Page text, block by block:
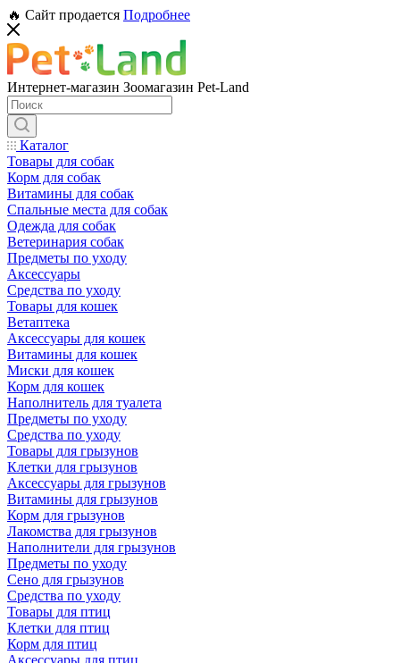
🔥 Сайт продается Подробнее
Интернет-магазин Зоомагазин Pet-Land
Каталог
Товары для собак
Корм для собак
Витамины для собак
Спальные места для собак
Одежда для собак
Ветеринария собак
Предметы по уходу
Аксессуары
Средства по уходу
Товары для кошек
Ветаптека
Аксессуары для кошек
Витамины для кошек
Миски для кошек
Корм для кошек
Наполнитель для туалета
Предметы по уходу
Средства по уходу
Товары для грызунов
Клетки для грызунов
Аксессуары для грызунов
Витамины для грызунов
Корм для грызунов
Лакомства для грызунов
Наполнители для грызунов
Предметы по уходу
Сено для грызунов
Средства по уходу
Товары для птиц
Клетки для птиц
Корм для птиц
Аксессуары для птиц